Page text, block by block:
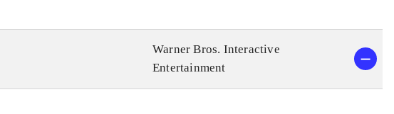
Warner Bros. Interactive
Entertainment